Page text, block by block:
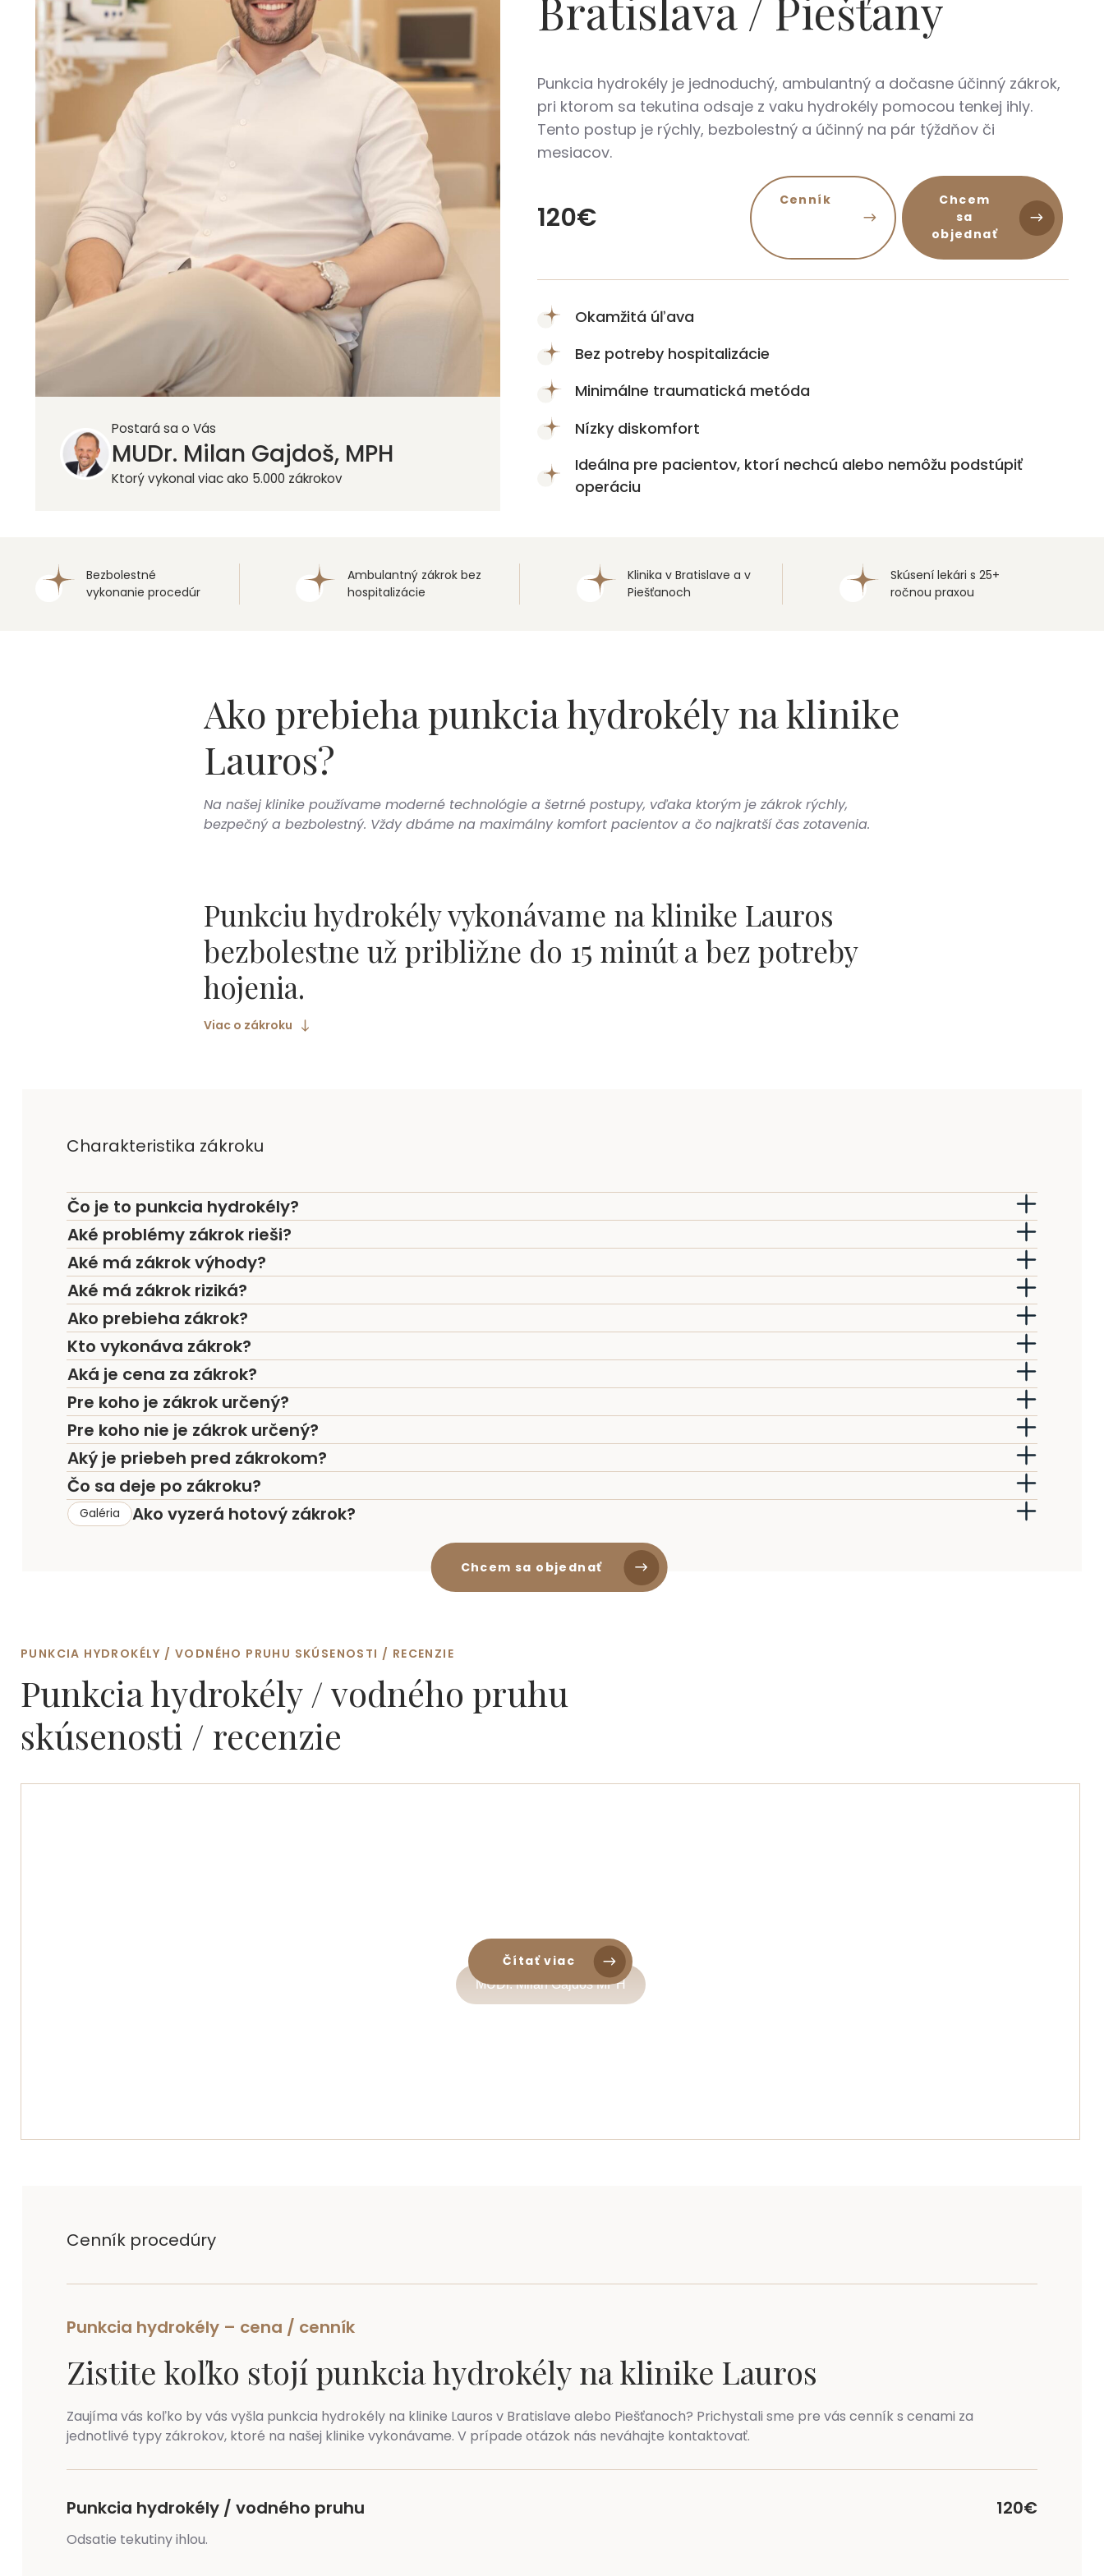
Postará sa o Vás
MUDr. Milan Gajdoš, MPH
Ktorý vykonal viac ako 5.000 zákrokov
Bratislava / Piešťany
Punkcia hydrokély je jednoduchý, ambulantný a dočasne účinný zákrok,
pri ktorom sa tekutina odsaje z vaku hydrokély pomocou tenkej ihly.
Tento postup je rýchly, bezbolestný a účinný na pár týždňov či
mesiacov.
120€
Cenník
Chcem
sa
objednať
Okamžitá úľava
Bez potreby hospitalizácie
Minimálne traumatická metóda
Nízky diskomfort
Ideálna pre pacientov, ktorí nechcú alebo nemôžu podstúpiť
operáciu
Bezbolestné
vykonanie procedúr
Ambulantný zákrok bez
hospitalizácie
Klinika v Bratislave a v
Piešťanoch
Skúsení lekári s 25+
ročnou praxou
Ako prebieha punkcia hydrokélyna klinike
Lauros?
Na našej klinike používame moderné technológie a šetrné postupy, vďaka ktorým je zákrok rýchly,
bezpečný a bezbolestný. Vždy dbáme na maximálny komfort pacientov a čo najkratší čas zotavenia.
Punkciu hydrokély vykonávame na klinike Lauros
bezbolestne už približne do 15 minútabez potreby
hojenia.
Viac o zákroku
Charakteristika zákroku
Čo je to punkcia hydrokély?
Aké problémy zákrok rieši?
Aké má zákrok výhody?
Aké má zákrok riziká?
Ako prebieha zákrok?
Kto vykonáva zákrok?
Aká je cena za zákrok?
Pre koho je zákrok určený?
Pre koho nie je zákrok určený?
Aký je priebeh pred zákrokom?
Čo sa deje po zákroku?
Galéria Ako vyzerá hotový zákrok?
Chcem sa objednať
PUNKCIA HYDROKÉLY / VODNÉHO PRUHU SKÚSENOSTI / RECENZIE
Punkcia hydrokély / vodného pruhu
skúsenosti / recenzie
MUDr. Milan Gajdoš MPH
Čítať viac
Cenník procedúry
Punkcia hydrokély – cena / cenník
Zistite koľko stojí punkcia hydrokélyna klinike Lauros
Zaujíma vás koľko by vás vyšla punkcia hydrokély na klinike Lauros v Bratislave alebo Piešťanoch? Prichystali sme pre vás cenník s cenami za
jednotlivé typy zákrokov, ktoré na našej klinike vykonávame. V prípade otázok nás neváhajte kontaktovať.
Punkcia hydrokély / vodného pruhu 120€
Odsatie tekutiny ihlou.